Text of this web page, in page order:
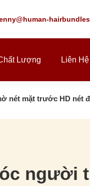
Lượng Liên
nét mặt trước HD nét
người